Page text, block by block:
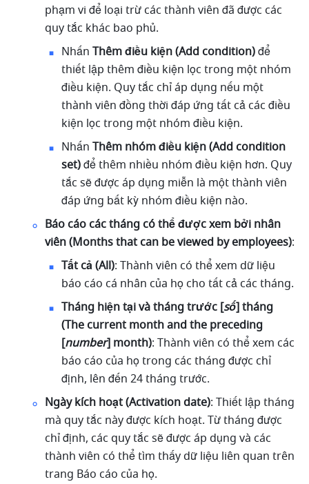
phạm vi để loại trừ các thành viên đã được các
quy tắc khác bao phủ.
Nhấn Thêm điều kiện (Add condition) để
thiết lập thêm điều kiện lọc trong một nhóm
điều kiện. Quy tắc chỉ áp dụng nếu một
thành viên đồng thời đáp ứng tất cả các điều
kiện lọc trong một nhóm điều kiện.
Nhấn Thêm nhóm điều kiện (Add condition
set) để thêm nhiều nhóm điều kiện hơn. Quy
tắc sẽ được áp dụng miễn là một thành viên
đáp ứng bất kỳ nhóm điều kiện nào.
Báo cáo các tháng có thể được xem bởi nhân
viên (Months that can be viewed by employees):
Tất cả (All): Thành viên có thể xem dữ liệu
báo cáo cá nhân của họ cho tất cả các tháng.
Tháng hiện tại và tháng trước [số] tháng
(The current month and the preceding
[number] month): Thành viên có thể xem các
báo cáo của họ trong các tháng được chỉ
định, lên đến 24 tháng trước.
Ngày kích hoạt (Activation date): Thiết lập tháng
mà quy tắc này được kích hoạt. Từ tháng được
chỉ định, các quy tắc sẽ được áp dụng và các
thành viên có thể tìm thấy dữ liệu liên quan trên
trang Báo cáo của họ.